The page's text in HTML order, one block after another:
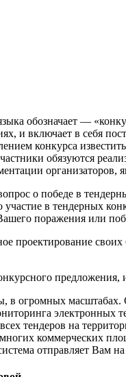
обозначает —
и включает в себя
конкурса
обязуются
организаторов,
о победе в
в тендерных
поражения или
проектирование
предложения,
в огромных
электронных
тендеров на
коммерческих
отправляет Вам